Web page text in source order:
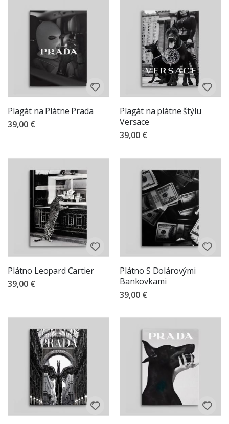
Plagát na Plátne Prada
39,00 €
Plagát na plátne štýlu
Versace
39,00 €
Plátno Leopard Cartier
39,00 €
Plátno S Dolárovými
Bankovkami
39,00 €